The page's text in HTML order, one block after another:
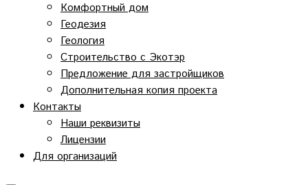
Комфортный дом
Геодезия
Геология
Строительство с Экотэр
Предложение для застройщиков
Дополнительная копия проекта
Контакты
Наши реквизиты
Лицензии
Для организаций